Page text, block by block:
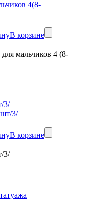
В корзине
мальчиков 4 (8-
3/
В корзине
3/